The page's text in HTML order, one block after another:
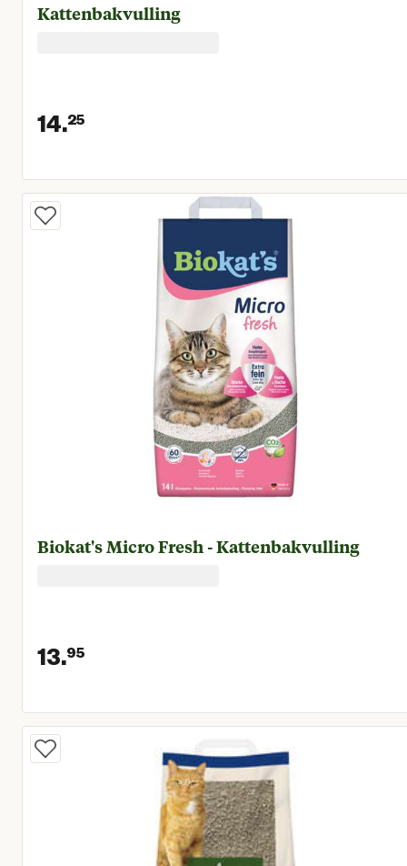
Kattenbakvulling
14.25
Huidige prijs € 14,25
Biokat's Micro Fresh - Kattenbakvulling
13.95
Huidige prijs € 13,95